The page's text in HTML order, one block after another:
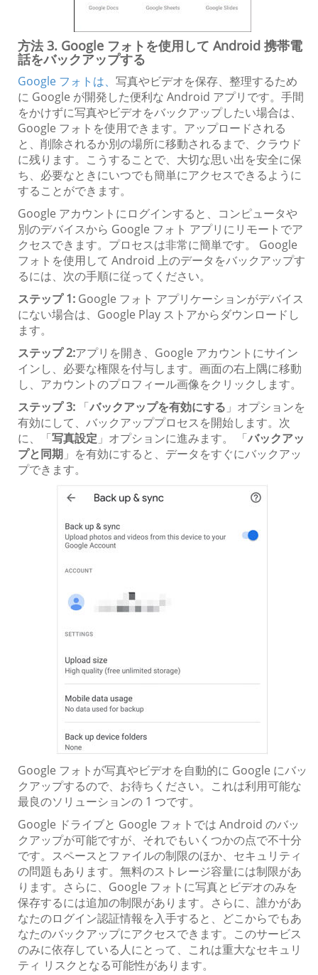
方法 3. Google フォトを使用して Android 携帯電
話をバックアップする
Google フォトは、 写真やビデオを保存、整理するため
に Google が開発した便利な Android アプリです。手間
をかけずに写真やビデオをバックアップしたい場合は、
Google フォトを使用できます。アップロードされる
と、削除されるか別の場所に移動されるまで、クラウド
に残ります。こうすることで、大切な思い出を安全に保
ち、必要なときにいつでも簡単にアクセスできるように
することができます。
Google アカウントにログインすると、コンピュータや
別のデバイスから Google フォト アプリにリモートでア
クセスできます。プロセスは非常に簡単です。 Google
フォトを使用して Android 上のデータをバックアップす
るには、次の手順に従ってください。
ステップ 1: Google フォト アプリケーションがデバイス
にない場合は、Google Play ストアからダウンロードし
ます。
ステップ 2:アプリを開き、Google アカウントにサイン
インし、必要な権限を付与します。画面の右上隅に移動
し、アカウントのプロフィール画像をクリックします。
ステップ 3: 「バックアップを有効にする 」オプションを
有効にして、バックアッププロセスを開始します。次
に、「写真設定 」オプションに進みます。 「バックアッ
プと同期 」を有効にすると、データをすぐにバックアッ
プできます。
Google フォトが写真やビデオを自動的に Google にバッ
クアップするので、お待ちください。これは利用可能な
最良のソリューションの 1 つです。
Google ドライブと Google フォトでは Android のバッ
クアップが可能ですが、それでもいくつかの点で不十分
です。スペースとファイルの制限のほか、セキュリティ
の問題もあります。無料のストレージ容量には制限があ
ります。さらに、Google フォトに写真とビデオのみを
保存するには追加の制限があります。さらに、誰かがあ
なたのログイン認証情報を入手すると、どこからでもあ
なたのバックアップにアクセスできます。このサービス
のみに依存している人にとって、これは重大なセキュリ
ティ リスクとなる可能性があります。